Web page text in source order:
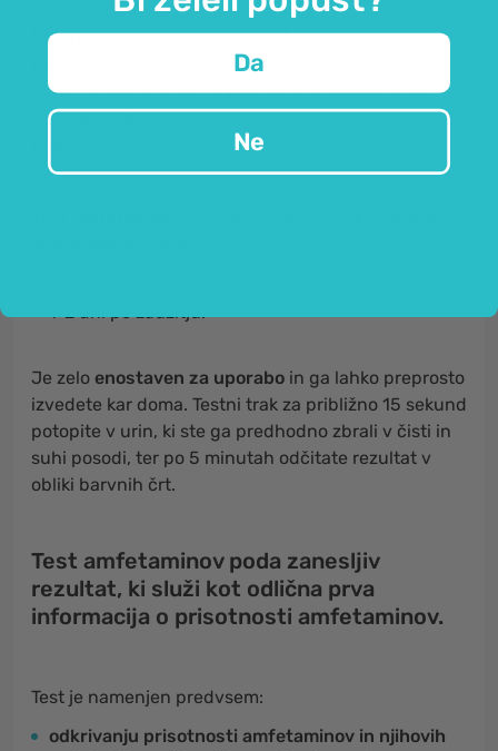
Evforija, povišana samozavest,boljša
psihomotorična aktivnost, hitre misli,
nemir,tresenje mišic in podobno so učinki, ki se
lahko pojavijo kot posledica uživanja te
1-2 dni po zaužitju.
Je zelo enostaven za uporabo in ga lahko preprosto
izvedete kar doma. Testni trak za približno 15 sekund
potopite v urin, ki ste ga predhodno zbrali v čisti in
suhi posodi, ter po 5 minutah odčitate rezultat v
obliki barvnih črt.
Test amfetaminov poda zanesljiv
rezultat, ki služi kot odlična prva
informacija o prisotnosti amfetaminov.
Test je namenjen predvsem:
odkrivanju prisotnosti amfetaminov in njihovih
Da
Ne